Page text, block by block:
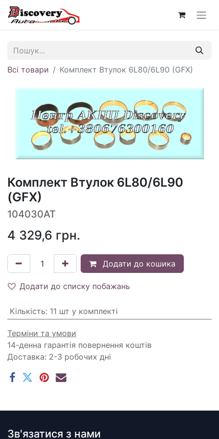
Всі товари Комплект Втулок 6L80/6L90 (GFX)
Комплект Втулок 6L80/6L90
(GFX)
104030AT
4 329,6 грн.
Додати до кошика
Додати до списку побажань
Кількість: 11 шт у комплекті
Терміни та умови
14-денна гарантія повернення коштів
Доставка: 2-3 робочих дні
Зв'язатися з нами